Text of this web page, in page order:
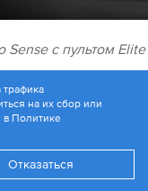
c пультом Elite
технологические
Home и Steam
—
облачного
на их сбор или
в Политике
Отказаться